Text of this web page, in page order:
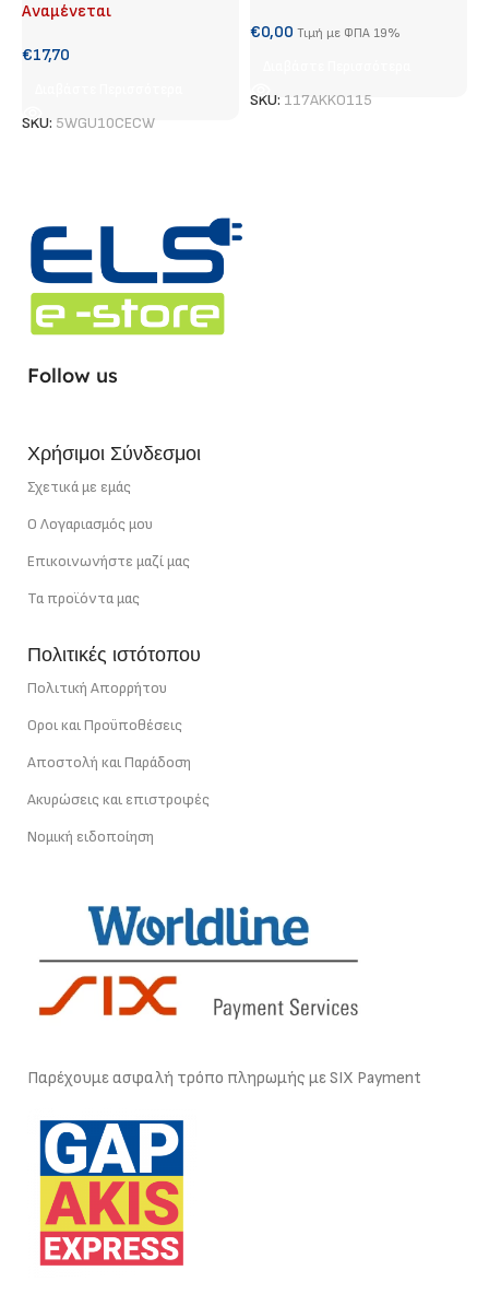
Αναμένεται
€17,70
SKU: 5WGU10CECW
€0,00 Τιμή με ΦΠΑ 19%
SKU: 117AKKO115
Follow us
Χρήσιμοι Σύνδεσμοι
Σχετικά με εμάς
Ο Λογαριασμός μου
Επικοινωνήστε μαζί μας
Τα προϊόντα μας
Πολιτικές ιστότοπου
Πολιτική Απορρήτου
Οροι και Προϋποθέσεις
Αποστολή και Παράδοση
Ακυρώσεις και επιστροφές
Νομική ειδοποίηση
Παρέχουμε ασφαλή τρόπο πληρωμής με SIX Payment